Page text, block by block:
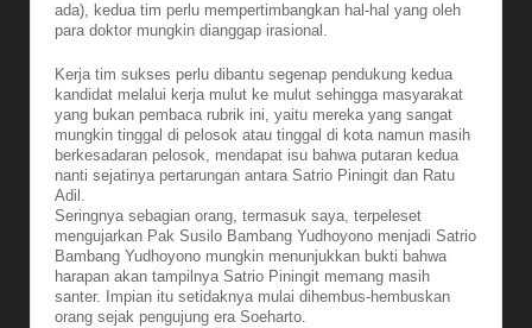
ada), kedua tim perlu mempertimbangkan hal-hal yang oleh
para doktor mungkin dianggap irasional.
Kerja tim sukses perlu dibantu segenap pendukung kedua
kandidat melalui kerja mulut ke mulut sehingga masyarakat
yang bukan pembaca rubrik ini, yaitu mereka yang sangat
mungkin tinggal di pelosok atau tinggal di kota namun masih
berkesadaran pelosok, mendapat isu bahwa putaran kedua
nanti sejatinya pertarungan antara Satrio Piningit dan Ratu
Adil.
Seringnya sebagian orang, termasuk saya, terpeleset
mengujarkan Pak Susilo Bambang Yudhoyono menjadi Satrio
Bambang Yudhoyono mungkin menunjukkan bukti bahwa
harapan akan tampilnya Satrio Piningit memang masih
santer. Impian itu setidaknya mulai dihembus-hembuskan
orang sejak pengujung era Soeharto.